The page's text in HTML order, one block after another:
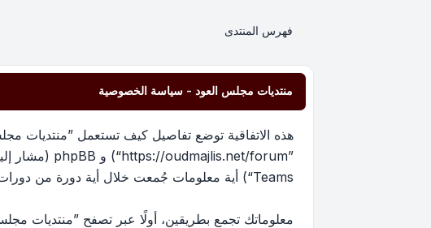
فهرس المنتدى
منتديات مجلس العود - سياسة الخصوصية
هذه الاتفاقية توضع تفاصيل كيف تستعمل ”منتديات
Teams“) أية معلومات جُمعت خلال أية دورة من دورات استخدامك (مشار إليها بـ ”معلوماتك“).